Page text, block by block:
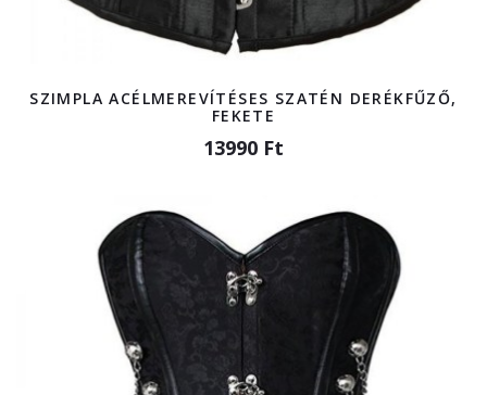
SZIMPLA ACÉLMEREVÍTÉSES SZATÉN DERÉKFŰZŐ,
FEKETE
13990 Ft